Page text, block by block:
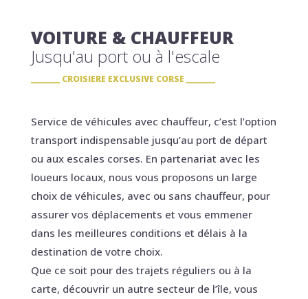
VOITURE & CHAUFFEUR
Jusqu'au port ou à l'escale
CROISIERE EXCLUSIVE CORSE
Service de véhicules avec chauffeur, c’est l’option
transport indispensable jusqu’au port de départ
ou aux escales corses. En partenariat avec les
loueurs locaux, nous vous proposons un large
choix de véhicules, avec ou sans chauffeur, pour
assurer vos déplacements et vous emmener
dans les meilleures conditions et délais à la
destination de votre choix.
Que ce soit pour des trajets réguliers ou à la
carte, découvrir un autre secteur de l’île, vous